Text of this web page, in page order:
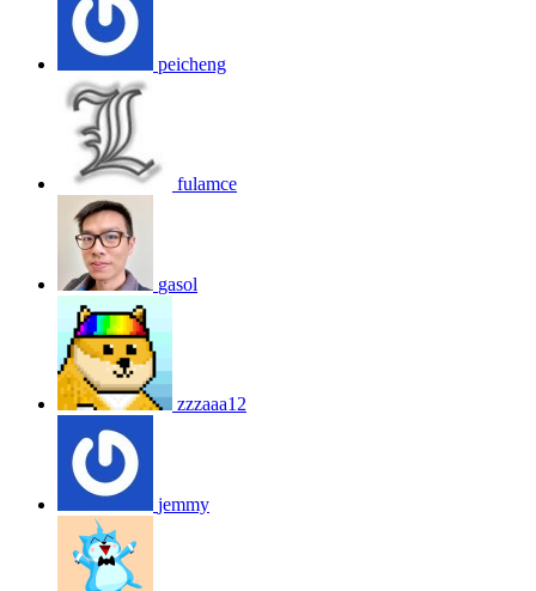
peicheng
fulamce
gasol
zzzaaa12
jemmy